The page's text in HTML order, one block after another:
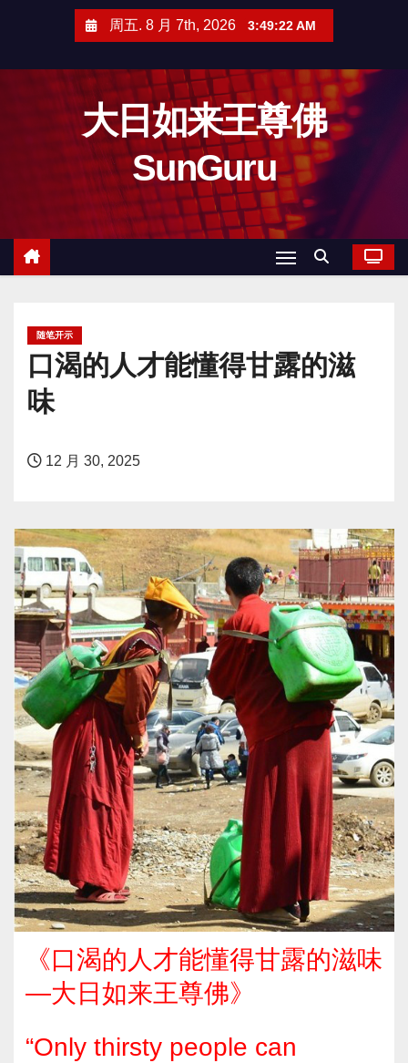
周五. 8 月 7th, 2026 3:49:23 AM
大日如来王尊佛
SunGuru
随笔开示
口渴的人才能懂得甘露的滋
味
12 月 30, 2025
《口渴的人才能懂得甘露的滋味
—大日如来王尊佛》
“Only thirsty people can